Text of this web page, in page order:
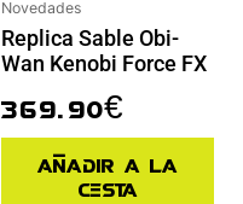
Novedades
Replica Sable Obi-
Wan Kenobi Force FX
369.90€
Añadir a la
cesta